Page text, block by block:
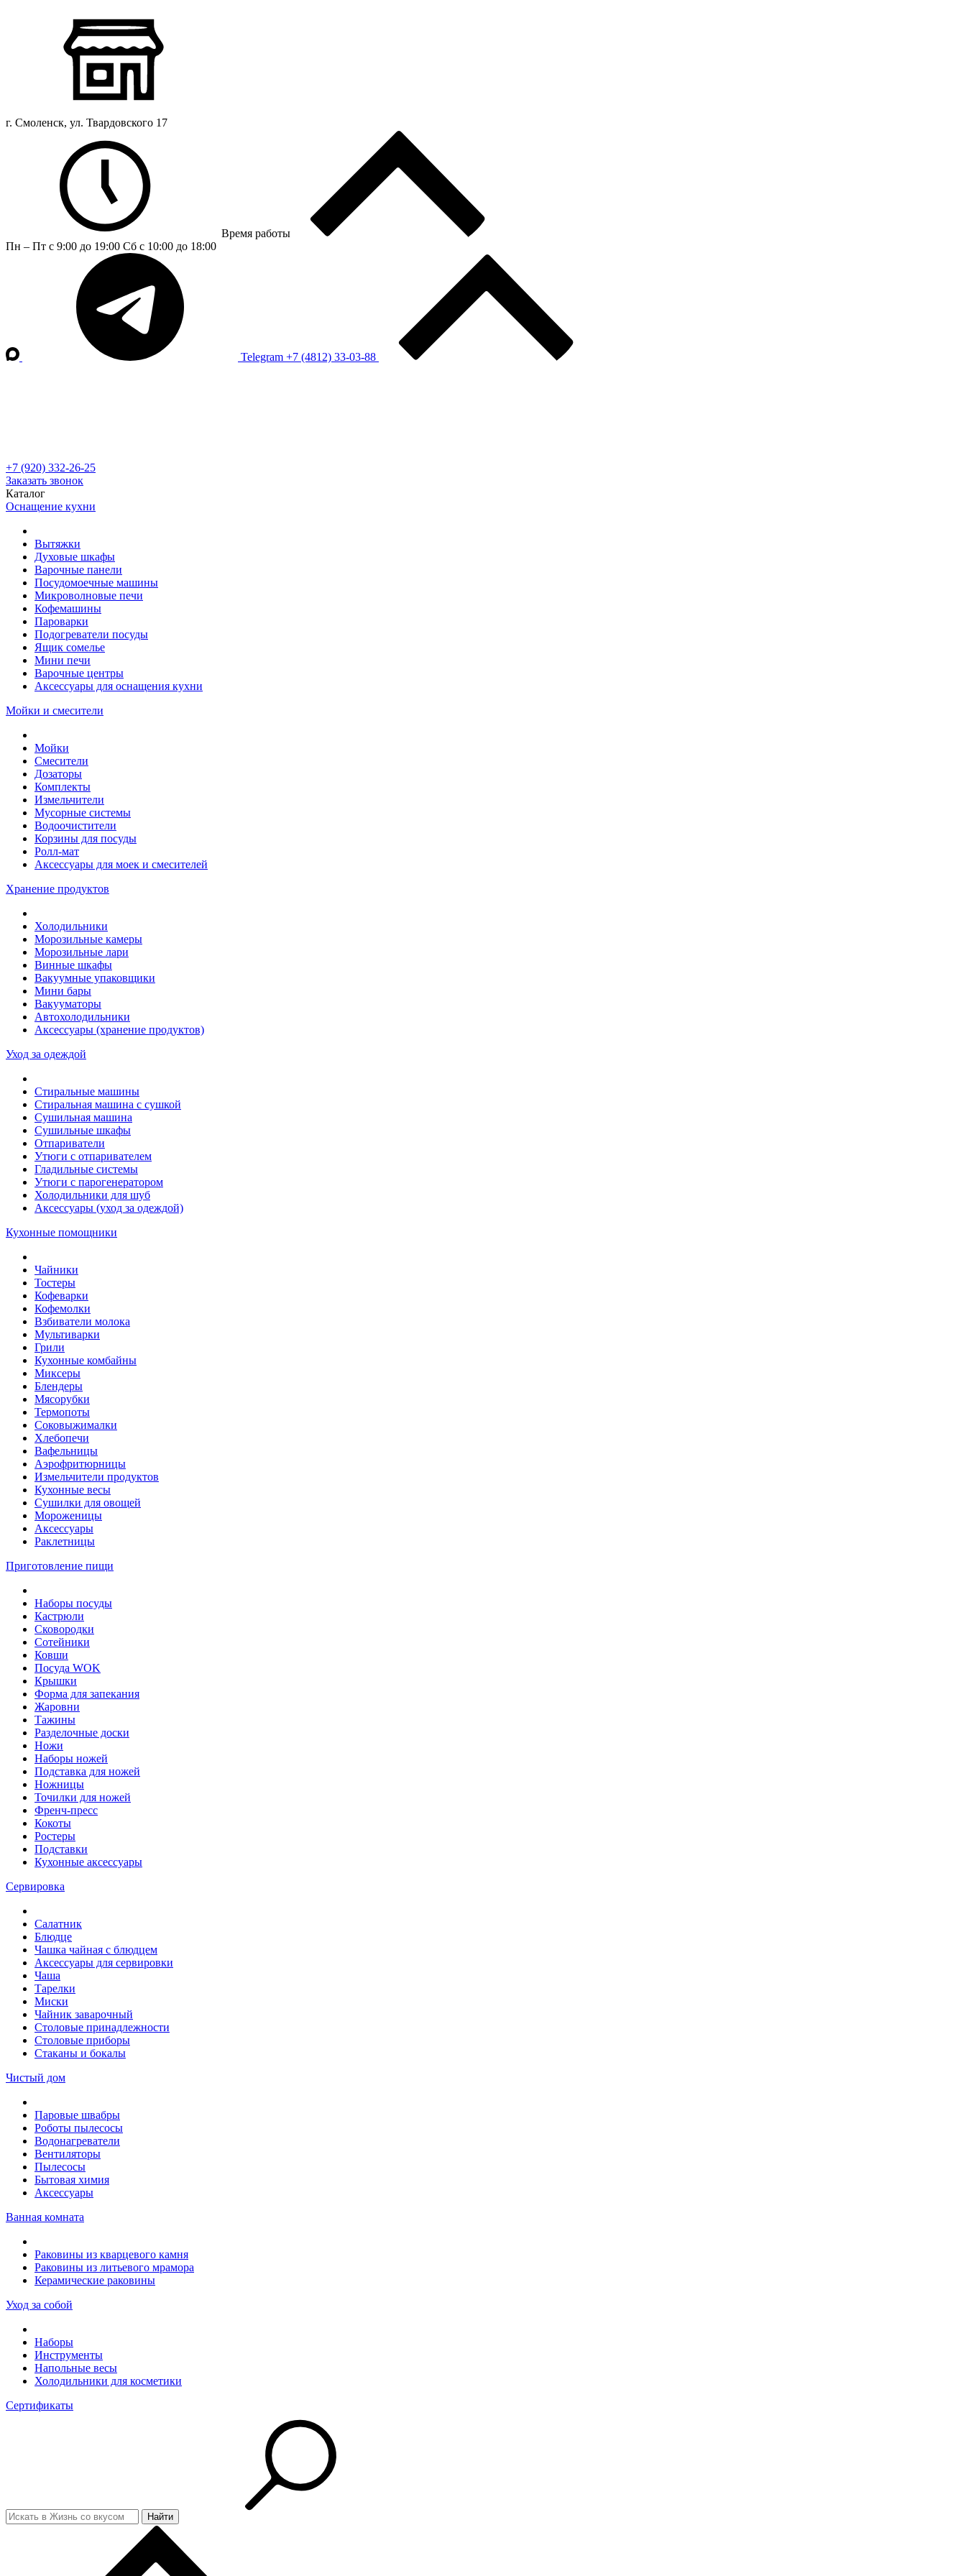
г. Смоленск, ул. Твардовского 17
Время работы
Пн – Пт с 9:00 до 19:00 Сб с 10:00 до 18:00
Telegram +7 (4812) 33-03-88
+7 (920) 332-26-25
Заказать звонок
Каталог
Оснащение кухни
Вытяжки
Духовые шкафы
Варочные панели
Посудомоечные машины
Микроволновые печи
Кофемашины
Пароварки
Подогреватели посуды
Ящик сомелье
Мини печи
Варочные центры
Аксессуары для оснащения кухни
Мойки и смесители
Мойки
Смесители
Дозаторы
Комплекты
Измельчители
Мусорные системы
Водоочистители
Корзины для посуды
Ролл-мат
Аксессуары для моек и смесителей
Хранение продуктов
Холодильники
Морозильные камеры
Морозильные лари
Винные шкафы
Вакуумные упаковщики
Мини бары
Вакууматоры
Автохолодильники
Аксессуары (хранение продуктов)
Уход за одеждой
Стиральные машины
Стиральная машина с сушкой
Сушильная машина
Сушильные шкафы
Отпариватели
Утюги с отпаривателем
Гладильные системы
Утюги с парогенератором
Холодильники для шуб
Аксессуары (уход за одеждой)
Кухонные помощники
Чайники
Тостеры
Кофеварки
Кофемолки
Взбиватели молока
Мультиварки
Грили
Кухонные комбайны
Mиксеры
Блендеры
Мясорубки
Термопоты
Соковыжималки
Хлебопечи
Вафельницы
Аэрофритюрницы
Измельчители продуктов
Кухонные весы
Сушилки для овощей
Мороженицы
Аксессуары
Раклетницы
Приготовление пищи
Наборы посуды
Кастрюли
Сковородки
Сотейники
Ковши
Посуда WOK
Крышки
Форма для запекания
Жаровни
Тажины
Разделочные доски
Ножи
Наборы ножей
Подставка для ножей
Ножницы
Точилки для ножей
Френч-пресс
Кокоты
Ростеры
Подставки
Кухонные аксессуары
Сервировка
Салатник
Блюдце
Чашка чайная с блюдцем
Аксессуары для сервировки
Чаша
Тарелки
Миски
Чайник заварочный
Столовые принадлежности
Столовые приборы
Стаканы и бокалы
Чистый дом
Паровые швабры
Роботы пылесосы
Водонагреватели
Вентиляторы
Пылесосы
Бытовая химия
Аксессуары
Ванная комната
Раковины из кварцевого камня
Раковины из литьевого мрамора
Керамические раковины
Уход за собой
Наборы
Инструменты
Напольные весы
Холодильники для косметики
Сертификаты